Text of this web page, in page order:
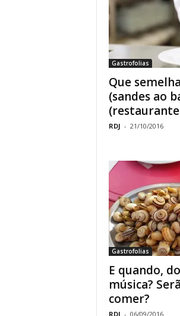
Gastrofolias
Que
(sandes ao
RDJ - 21/10/2016
Gastrofolias
E quando,
música?
comer?
RDJ - 06/09/2016